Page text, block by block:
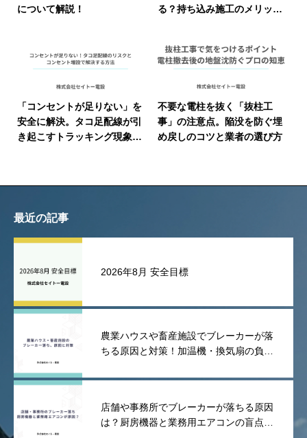
について解説！
る？持ち込み施工のメリッ
「コンセントが足りない」を
安全に解決。タコ足配線が引
き起こすトラッキング現象の
不要な電柱を抜く「抜柱工
事」の注意点。陥没を防ぐ埋
め戻しのコツと業者の選び方
最近の記事
2026年8月 安全目標
農業ハウスや畜産施設でブレーカーが落
ちる原因と対策！加温機・換気扇の負荷
店舗や事務所でブレーカーが落ちる原因
は？厨房機器と業務用エアコンの盲点を